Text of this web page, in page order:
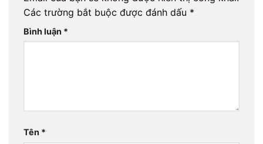
Các trường bắt buộc được đánh dấu *
Bình luận *
Tên *